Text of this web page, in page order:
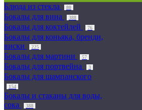
Блюда из стекла
80
Бокалы для вина 388
Бокалы для коктейлей 76
Бокалы для коньяка, бренди,
виски
225
Бокалы для мартини 57
Бокалы для портвейна 3
Бокалы для шампанского
154
Бокалы и стаканы для воды,
сока
388